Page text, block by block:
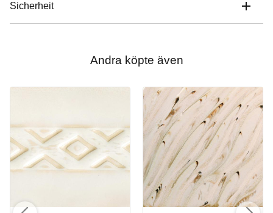
Sicherheit
Andra köpte även